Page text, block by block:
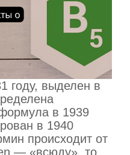
году, выделен в
в 1939
в 1940
происходит от
— «всюду», то